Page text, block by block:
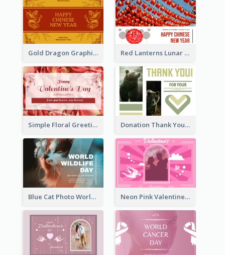
Gold Dragon Graphic Lunar New Year Greeting Card Red Lanterns Lunar New Year Greeting Card
Simple Floral Greeting Card Of Valentine's Day Donation Thank You Card
Blue Cat Photo World Wildlife Day Greeting Card Neon Pink Valentine Greeting Card Design Ideas